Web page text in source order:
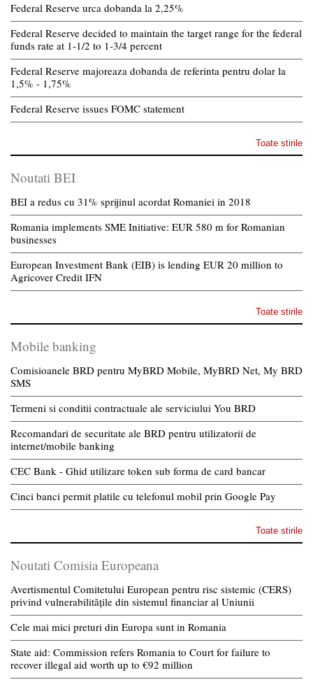
Federal Reserve urca dobanda la 2,25%
Federal Reserve decided to maintain the target range for the federal
funds rate at 1-1/2 to 1-3/4 percent
Federal Reserve majoreaza dobanda de referinta pentru dolar la
1,5% - 1,75%
Federal Reserve issues FOMC statement
Toate stirile
Noutati BEI
BEI a redus cu 31% sprijinul acordat Romaniei in 2018
Romania implements SME Initiative: EUR 580 m for Romanian
businesses
European Investment Bank (EIB) is lending EUR 20 million to
Agricover Credit IFN
Toate stirile
Mobile banking
Comisioanele BRD pentru MyBRD Mobile, MyBRD Net, My BRD
SMS
Termeni si conditii contractuale ale serviciului You BRD
Recomandari de securitate ale BRD pentru utilizatorii de
internet/mobile banking
CEC Bank - Ghid utilizare token sub forma de card bancar
Cinci banci permit platile cu telefonul mobil prin Google Pay
Toate stirile
Noutati Comisia Europeana
Avertismentul Comitetului European pentru risc sistemic (CERS)
privind vulnerabilitățile din sistemul financiar al Uniunii
Cele mai mici preturi din Europa sunt in Romania
State aid: Commission refers Romania to Court for failure to
recover illegal aid worth up to €92 million